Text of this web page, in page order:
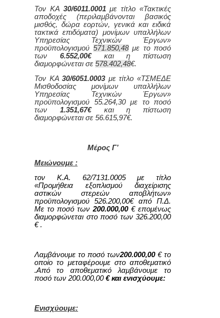
Τον ΚΑ 30/6011.0001με τίτλο «Τακτικές
αποδοχές (περιλαμβάνονται βασικός
μισθός, δώρα εορτών, γενικά και ειδικά
τακτικά επιδόματα) μονίμων υπαλλήλων
Υπηρεσίας Τεχνικών Έργων»
προϋπολογισμού 571.850,48με το ποσό
των 6.552,00€ και η πίστωση
διαμορφώνεται σε 578.402,48€.
Τον ΚΑ30/6051.0003με τίτλο «ΤΣΜΕΔΕ
Μισθοδοσίας μονίμων υπαλλήλων
Υπηρεσίας Τεχνικών Έργων»
προϋπολογισμού 55.264,30 με το ποσό
των 1.351,67€και η πίστωση
διαμορφώνεται σε 56.615,97€.
Μέρος Γ’
Μειώνουμε :
τον Κ.Α. 62/7131.0005 με τίτλο
«Προμήθεια εξοπλισμού διαχείρισης
αστικών στερεών αποβλήτων»
προϋπολογισμού 526.200,00€ από Π.Δ.
Με το ποσό των 200.000,00 € επομένως
διαμορφώνεται στο ποσό των 326.200,00
€ .
Λαμβάνουμε το ποσό των200.000,00€ το
οποίο το μεταφέρουμε στο αποθεματικό
.Από το αποθεματικό λαμβάνουμε το
ποσό των 200.000,00€ και ενισχύουμε:
Ενισχύουμε: